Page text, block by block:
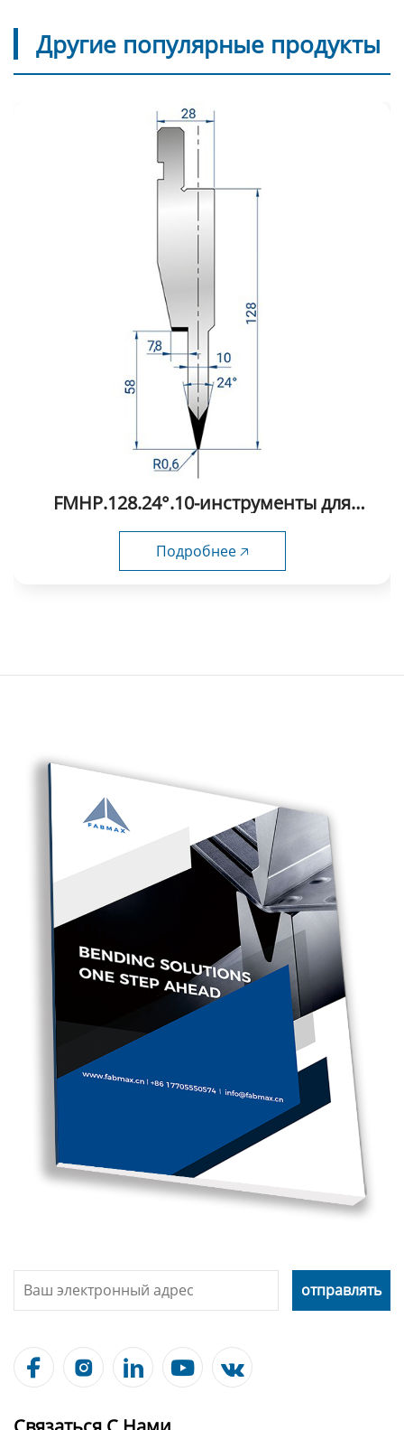
Другие популярные продукты
FMHP.128.24°.10-инструменты для
инструментов
Подробнее 🡥
    